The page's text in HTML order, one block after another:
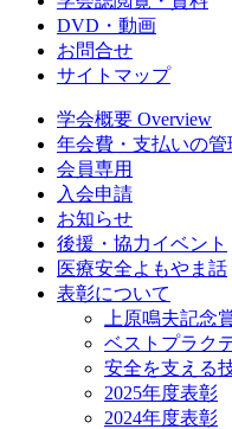
DVD・動画
お問合せ
サイトマップ
学会概要 Overview
年会費・支払いの管
会員専用
入会申請
お知らせ
後援・協力イベント
医療安全よもやま話
表彰について
上原鳴夫記念
ベストプラク
安全を支える
2025年度表彰
2024年度表彰